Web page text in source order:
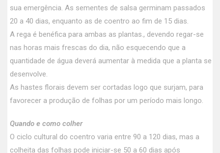
sua emergência. As sementes de salsa germinam passados
20 a 40 dias, enquanto as de coentro ao fim de 15 dias.
A rega é benéfica para ambas as plantas., devendo regar-se
nas horas mais frescas do dia, não esquecendo que a
quantidade de água deverá aumentar à medida que a planta se
desenvolve.
As hastes florais devem ser cortadas logo que surjam, para
favorecer a produção de folhas por um período mais longo.
Quando e como colher
O ciclo cultural do coentro varia entre 90 a 120 dias, mas a
colheita das folhas pode iniciar-se 50 a 60 dias após